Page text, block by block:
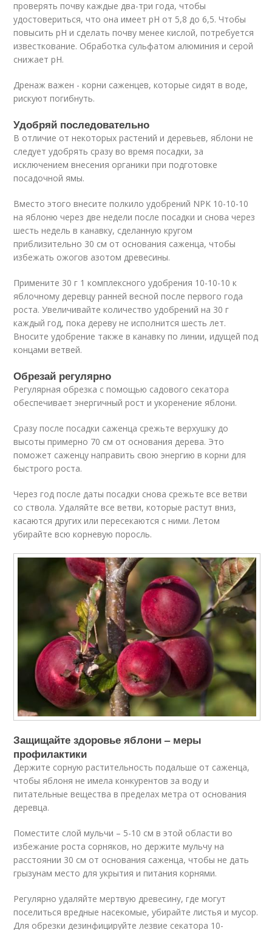
проверять почву каждые два-три года, чтобы
удостовериться, что она имеет рН от 5,8 до 6,5. Чтобы
повысить pH и сделать почву менее кислой, потребуется
известкование. Обработка сульфатом алюминия и серой
снижает pH.
Дренаж важен - корни саженцев, которые сидят в воде,
рискуют погибнуть.
Удобряй последовательно
В отличие от некоторых растений и деревьев, яблони не
следует удобрять сразу во время посадки, за
исключением внесения органики при подготовке
посадочной ямы.
Вместо этого внесите полкило удобрений NPK 10-10-10
на яблоню через две недели после посадки и снова через
шесть недель в канавку, сделанную кругом
приблизительно 30 см от основания саженца, чтобы
избежать ожогов азотом древесины.
Примените 30 г 1 комплексного удобрения 10-10-10 к
яблочному деревцу ранней весной после первого года
роста. Увеличивайте количество удобрений на 30 г
каждый год, пока дереву не исполнится шесть лет.
Вносите удобрение также в канавку по линии, идущей под
концами ветвей.
Обрезай регулярно
Регулярная обрезка с помощью садового секатора
обеспечивает энергичный рост и укоренение яблони.
Сразу после посадки саженца срежьте верхушку до
высоты примерно 70 см от основания дерева. Это
поможет саженцу направить свою энергию в корни для
быстрого роста.
Через год после даты посадки снова срежьте все ветви
со ствола. Удаляйте все ветви, которые растут вниз,
касаются других или пересекаются с ними. Летом
убирайте всю корневую поросль.
Защищайте здоровье яблони – меры
профилактики
Держите сорную растительность подальше от саженца,
чтобы яблоня не имела конкурентов за воду и
питательные вещества в пределах метра от основания
деревца.
Поместите слой мульчи – 5-10 см в этой области во
избежание роста сорняков, но держите мульчу на
расстоянии 30 см от основания саженца, чтобы не дать
грызунам место для укрытия и питания корнями.
Регулярно удаляйте мертвую древесину, где могут
поселиться вредные насекомые, убирайте листья и мусор.
Для обрезки дезинфицируйте лезвие секатора 10-